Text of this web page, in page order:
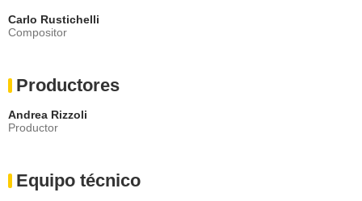
Carlo Rustichelli
Compositor
Productores
Andrea Rizzoli
Productor
Equipo técnico